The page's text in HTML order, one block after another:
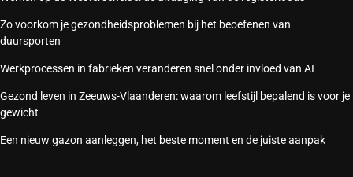
Zo voorkom je gezondheidsproblemen bij het beoefenen van
duursporten
Werkprocessen in fabrieken veranderen snel onder invloed van AI
Gezond leven in Zeeuws-Vlaanderen: waarom leefstijl bepalend is voor je
gewicht
Een nieuw gazon aanleggen, het beste moment en de juiste aanpak